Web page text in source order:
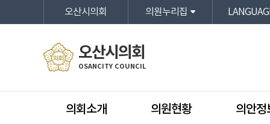
오산시의회 의원누리집
오산시의회
OSANCITY COUNCIL
의회소개 의원현황 의안정